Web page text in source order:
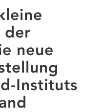
der
neue
Instituts